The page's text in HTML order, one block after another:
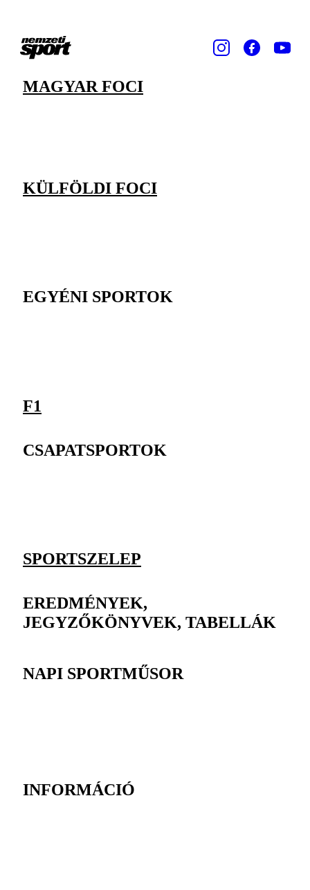
MAGYAR FOCI
KÜLFÖLDI FOCI
EGYÉNI SPORTOK
F1
CSAPATSPORTOK
SPORTSZELEP
EREDMÉNYEK,
JEGYZŐKÖNYVEK, TABELLÁK
NAPI SPORTMŰSOR
INFORMÁCIÓ